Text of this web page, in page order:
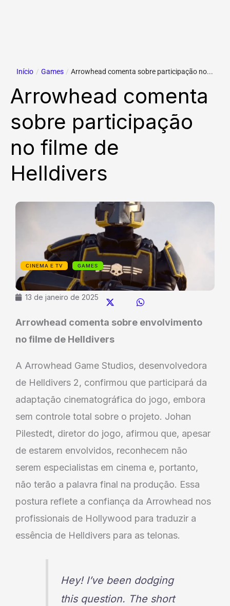
Início / Games / Arrowhead comenta sobre participação no...
Arrowhead comenta
sobre participação
no filme de
Helldivers
13 de janeiro de 2025
CINEMA E TV GAMES
Arrowhead comenta sobre envolvimento
no filme de Helldivers
A Arrowhead Game Studios, desenvolvedora
de Helldivers 2, confirmou que participará da
adaptação cinematográfica do jogo, embora
sem controle total sobre o projeto. Johan
Pilestedt, diretor do jogo, afirmou que, apesar
de estarem envolvidos, reconhecem não
serem especialistas em cinema e, portanto,
não terão a palavra final na produção. Essa
postura reflete a confiança da Arrowhead nos
profissionais de Hollywood para traduzir a
essência de Helldivers para as telonas.
Hey! I’ve been dodging
this question. The short